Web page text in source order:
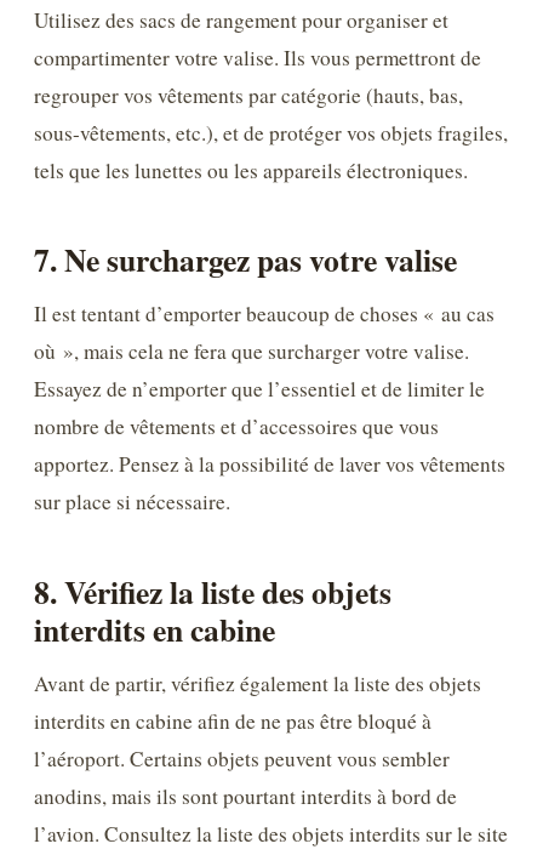
Utilisez des sacs de rangement pour organiser et
compartimenter votre valise. Ils vous permettront de
regrouper vos vêtements par catégorie (hauts, bas,
sous-vêtements, etc.), et de protéger vos objets fragiles,
tels que les lunettes ou les appareils électroniques.
7. Ne surchargez pas votre valise
Il est tentant d’emporter beaucoup de choses « au cas
où », mais cela ne fera que surcharger votre valise.
Essayez de n’emporter que l’essentiel et de limiter le
nombre de vêtements et d’accessoires que vous
apportez. Pensez à la possibilité de laver vos vêtements
sur place si nécessaire.
8. Vérifiez la liste des objets
interdits en cabine
Avant de partir, vérifiez également la liste des objets
interdits en cabine afin de ne pas être bloqué à
l’aéroport. Certains objets peuvent vous sembler
anodins, mais ils sont pourtant interdits à bord de
l’avion. Consultez la liste des objets interdits sur le site